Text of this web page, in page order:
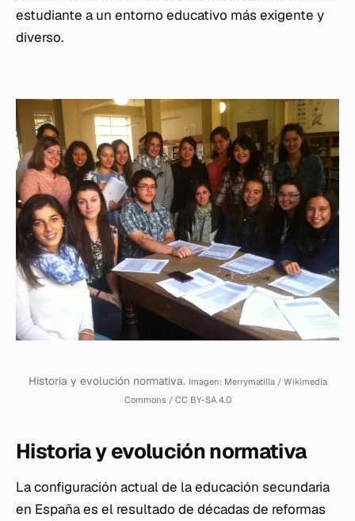
estudiante a un entorno educativo más exigente y
diverso.
Historia y evolución normativa. Imagen: Merrymatilla / Wikimedia
Commons / CC BY-SA 4.0
Historia y evolución normativa
La configuración actual de la educación secundaria
en España es el resultado de décadas de reformas